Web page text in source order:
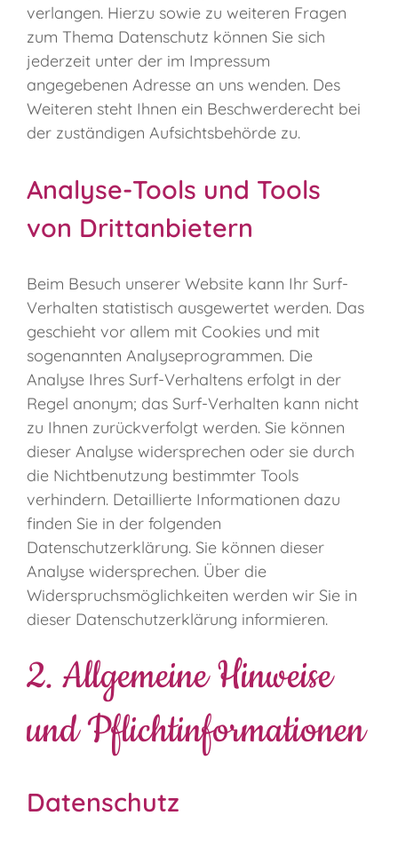
verlangen. Hierzu sowie zu weiteren Fragen
zum Thema Datenschutz können Sie sich
jederzeit unter der im Impressum
angegebenen Adresse an uns wenden. Des
Weiteren steht Ihnen ein Beschwerderecht bei
der zuständigen Aufsichtsbehörde zu.
Analyse-Tools und Tools
von Drittanbietern
Beim Besuch unserer Website kann Ihr Surf-
Verhalten statistisch ausgewertet werden. Das
geschieht vor allem mit Cookies und mit
sogenannten Analyseprogrammen. Die
Analyse Ihres Surf-Verhaltens erfolgt in der
Regel anonym; das Surf-Verhalten kann nicht
zu Ihnen zurückverfolgt werden. Sie können
dieser Analyse widersprechen oder sie durch
die Nichtbenutzung bestimmter Tools
verhindern. Detaillierte Informationen dazu
finden Sie in der folgenden
Datenschutzerklärung. Sie können dieser
Analyse widersprechen. Über die
Widerspruchsmöglichkeiten werden wir Sie in
dieser Datenschutzerklärung informieren.
2. Allgemeine Hinweise
und Pflichtinformationen
Datenschutz